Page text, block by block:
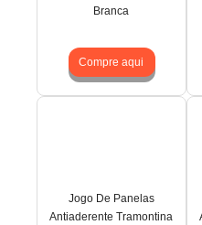
Branca
Compre aqui
Jogo De Panelas
Antiaderente Tramontina